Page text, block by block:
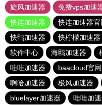
旋风加速器
免费vps加速
快连加速器
快连加速器官
快鸭加速器
快柠檬加速器
软件中心
海鸥加速器
哇哇加速器
baacloud官网
啊哈加速器
极风加速器
bluelayer加速器
哇哇加